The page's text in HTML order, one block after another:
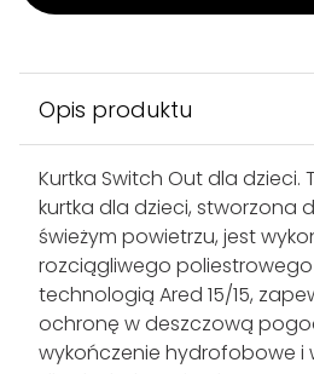
Opis produktu
Kurtka Switch Out dla
kurtka dla dzieci, stworzona
świeżym powietrzu, jest
rozciągliwego poliestrowego
technologią Ared 15/15,
ochronę w deszczową
wykończenie hydrofobowe i